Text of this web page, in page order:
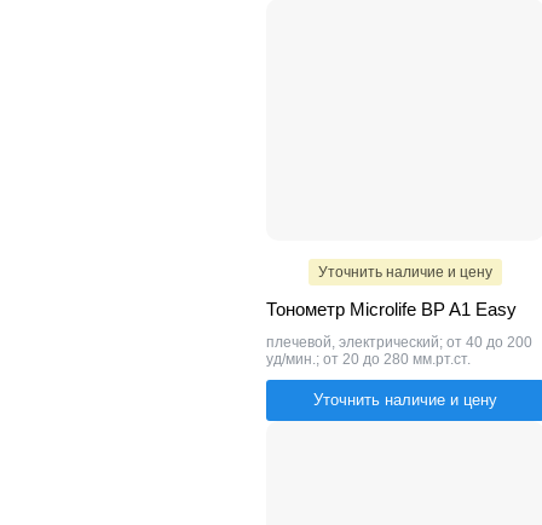
Уточнить наличие и цену
Тонометр Microlife BP A1 Easy
плечевой, электрический; от 40 до 200
уд/мин.; от 20 до 280 мм.рт.ст.
Уточнить наличие и цену